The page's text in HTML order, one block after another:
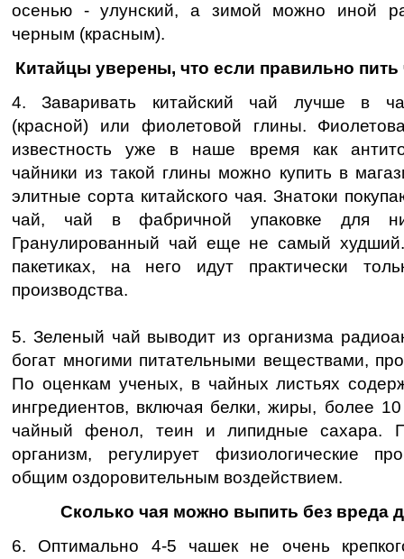
осенью - улунский, а зимой можно иной
черным (красным).
Китайцы уверены, что если правильно пить
4. Заваривать китайский чай лучше в
(красной) или фиолетовой глины.
известность уже в наше время как
чайники из такой глины можно купить в
элитные сорта китайского чая. Знатоки
чай, чай в фабричной упаковке для
Гранулированный чай еще не самый
пакетиках, на него идут практически
производства.
5. Зеленый чай выводит из организма
богат многими питательными веществами,
По оценкам ученых, в чайных листьях
ингредиентов, включая белки, жиры, более
чайный фенол, теин и липидные сахара.
организм, регулирует физиологические
общим оздоровительным воздействием.
Сколько чая можно выпить без вреда
6. Оптимально 4-5 чашек не очень